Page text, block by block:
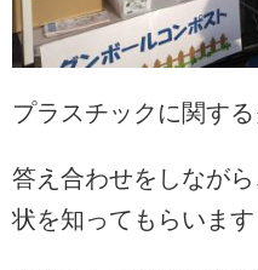
プラスチックに関す
答え合わせをしなが
状を知ってもらいます